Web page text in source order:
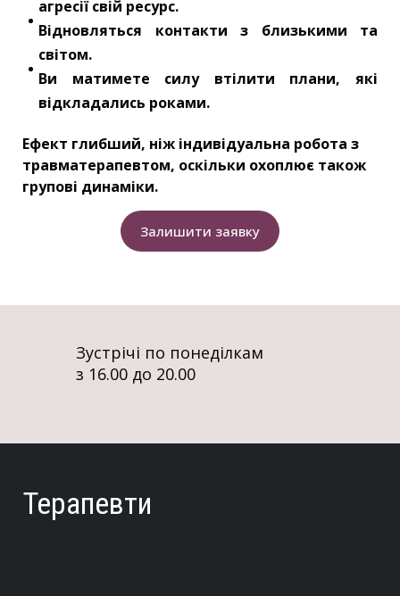
агресії свій ресурс.
Відновляться контакти з близькими та
світом.
Ви матимете силу втілити плани, які
відкладались роками.
Ефект глибший, ніж індивідуальна робота з
травматерапевтом, оскільки охоплює також
групові динаміки.
Залишити заявку
Зустрічі по понеділкам
з 16.00 до 20.00
Терапевти